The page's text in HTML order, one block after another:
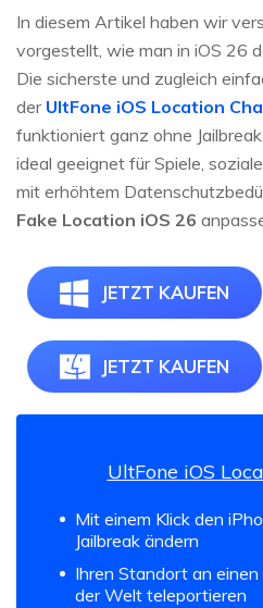
In diesem Artikel haben wir
vorgestellt, wie man in iOS 26
Die sicherste und zugleich
der UltFone iOS Location
funktioniert ganz ohne
ideal geeignet für Spiele,
mit erhöhtem
Fake Location iOS 26
JETZT KAUFEN
JETZT KAUFEN
UltFone iOS
Mit einem Klick den
Jailbreak ändern
Ihren Standort an
der Welt teleportieren